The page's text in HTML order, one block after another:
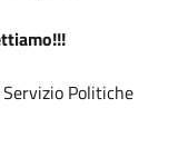
Politiche